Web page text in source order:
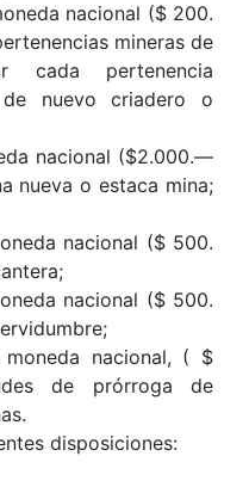
nacional ($ 200.
mineras de
cada pertenencia
nuevo criadero o
nacional ($2.000.—
nueva o estaca mina;
nacional ($ 500.
nacional ($ 500.
nacional, ( $
de prórroga de
disposiciones: